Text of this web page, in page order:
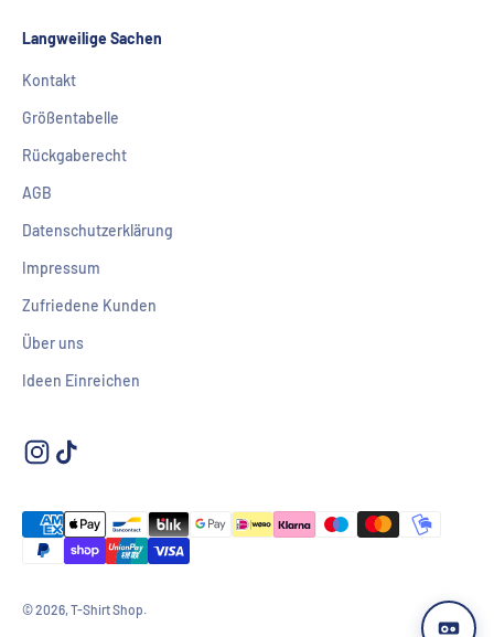
Langweilige Sachen
Kontakt
Größentabelle
Rückgaberecht
AGB
Datenschutzerklärung
Impressum
Zufriedene Kunden
Über uns
Ideen Einreichen
© 2026, T-Shirt Shop.